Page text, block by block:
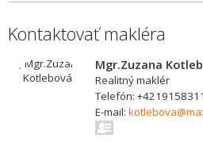
Kontaktovať makléra
Mgr.Zuzana
Realitný maklér
Telefón:
E-mail: